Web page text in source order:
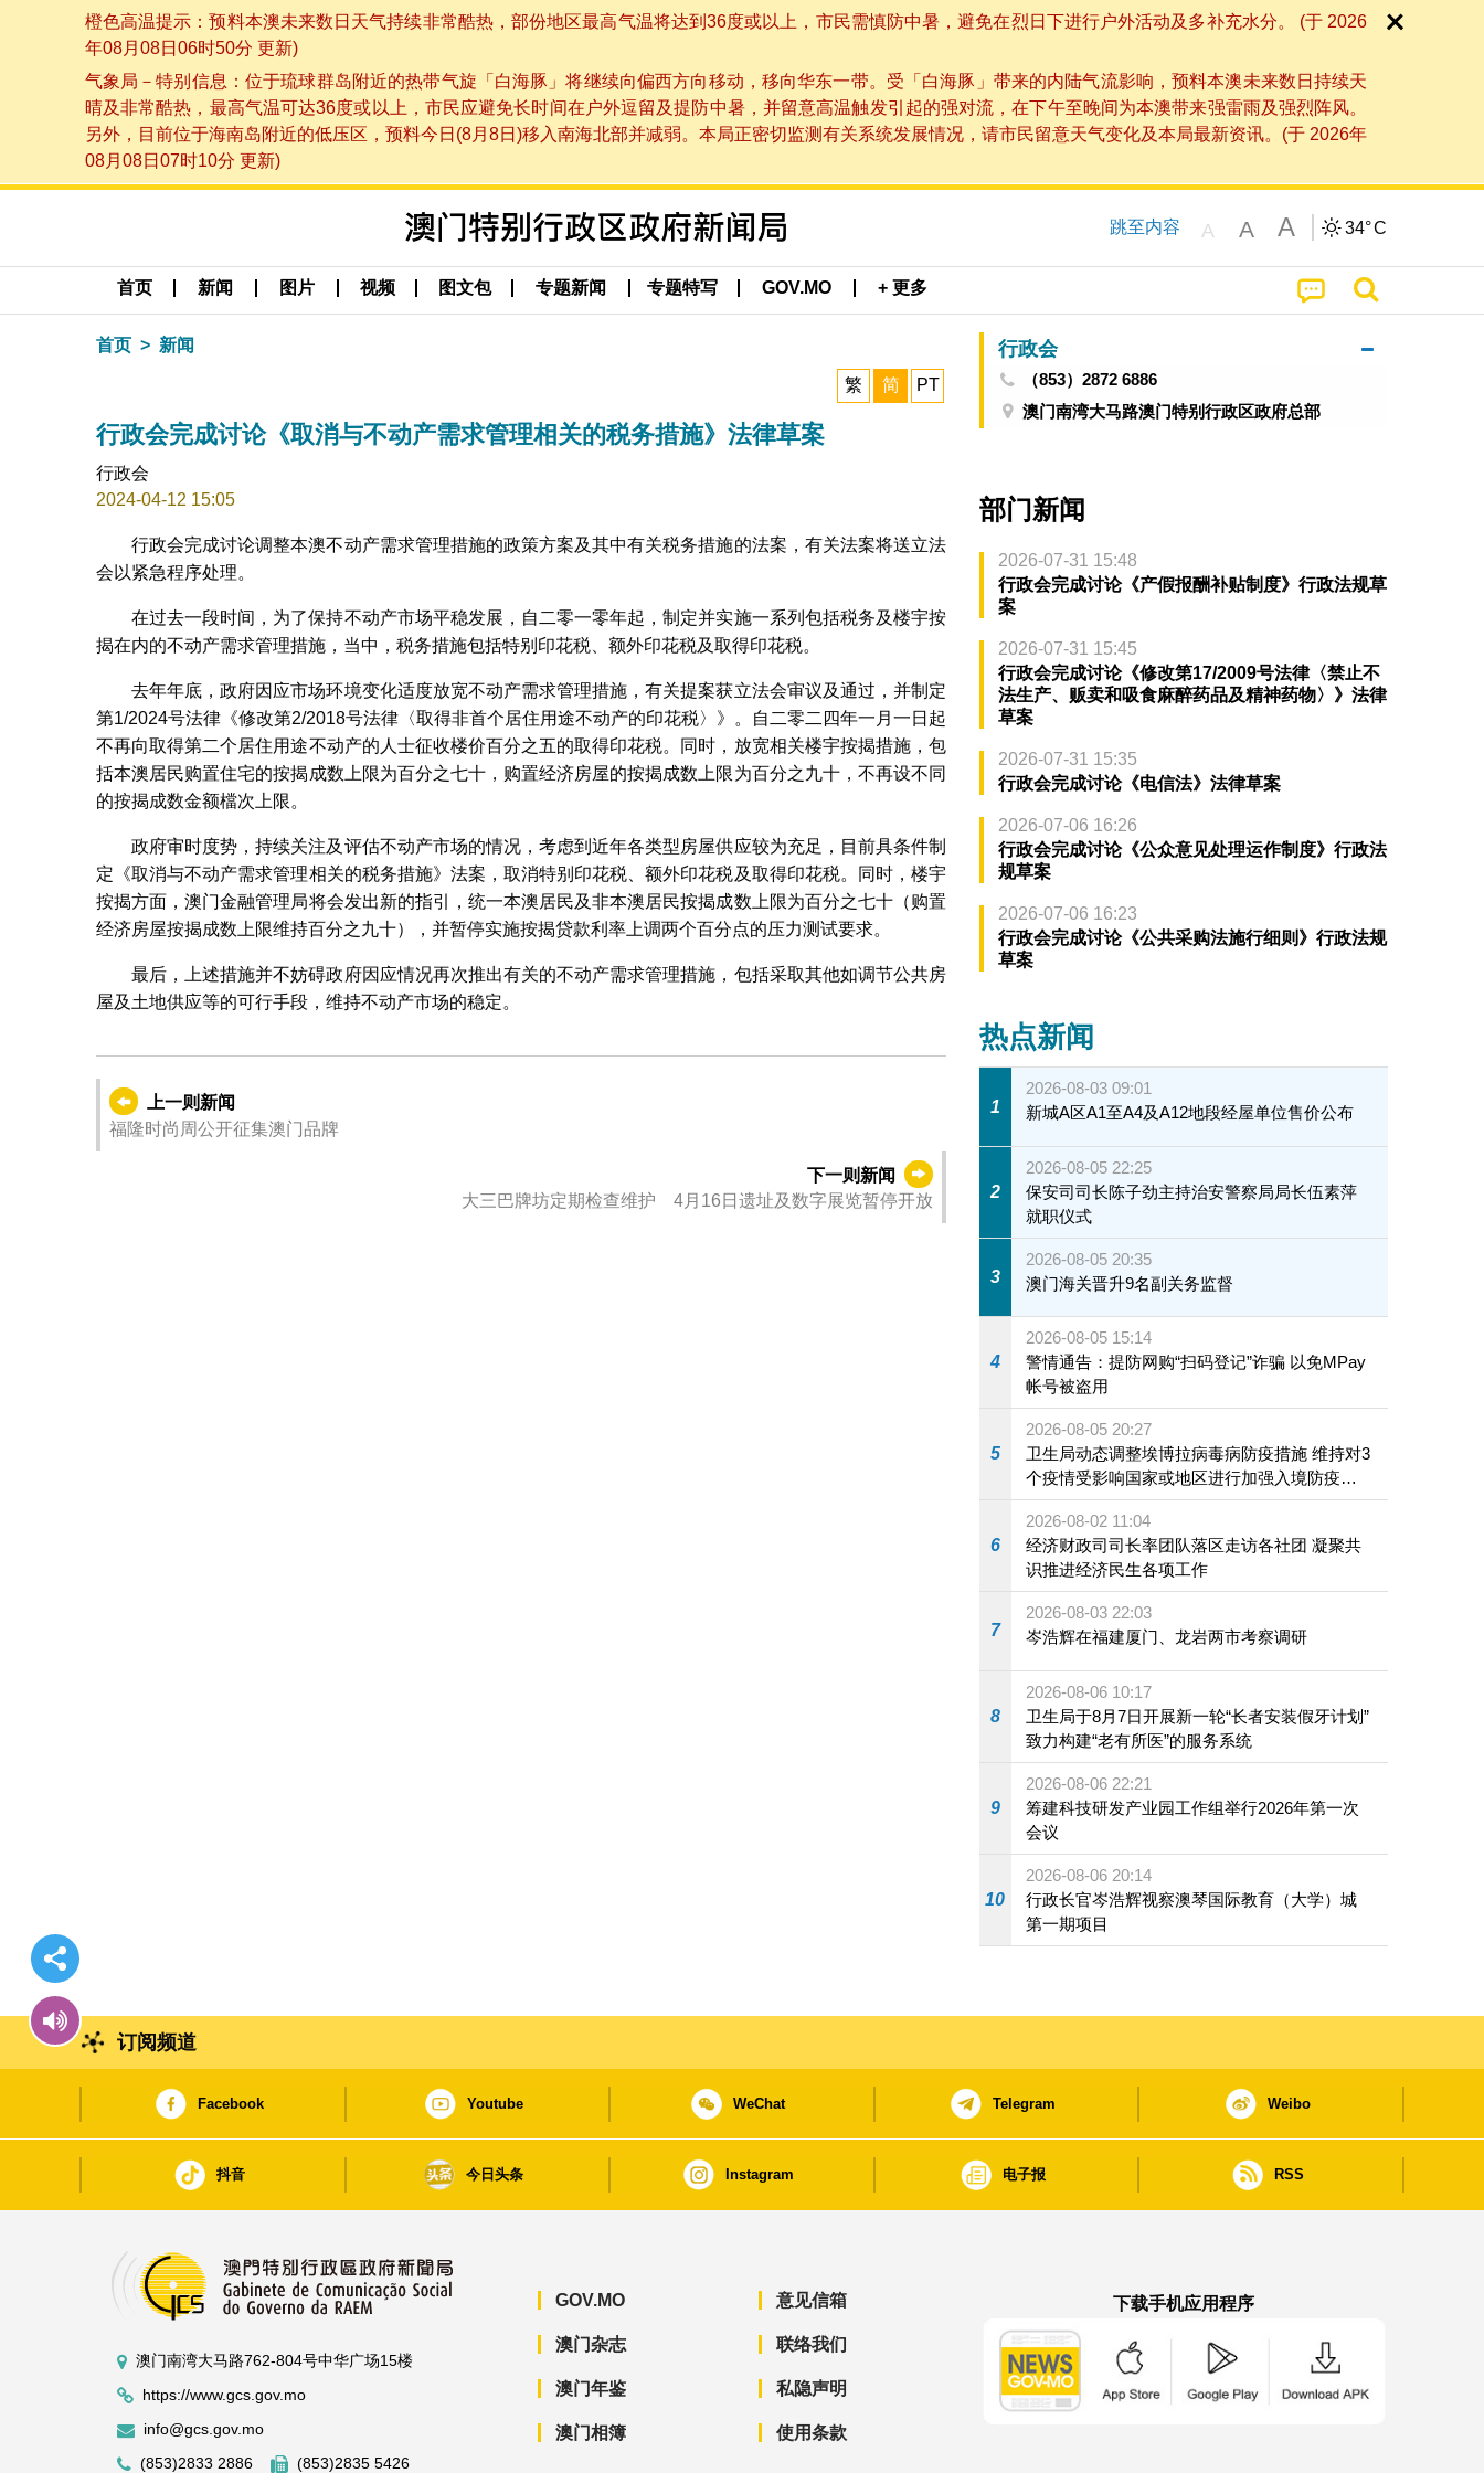
橙色高温提示：预料本澳未来数日天气持续非常酷热，部份地区最高气温将达到36度或以上，市民需慎防中暑，避免在烈日下进行户外活动及多补充水分。 (于 2026
年08月08日06时50分 更新)
气象局－特别信息：位于琉球群岛附近的热带气旋「白海豚」将继续向偏西方向移动，移向华东一带。受「白海豚」带来的内陆气流影响，预料本澳未来数日持续天
晴及非常酷热，最高气温可达36度或以上，市民应避免长时间在户外逗留及提防中暑，并留意高温触发引起的强对流，在下午至晚间为本澳带来强雷雨及强烈阵风。
另外，目前位于海南岛附近的低压区，预料今日(8月8日)移入南海北部并减弱。本局正密切监测有关系统发展情况，请市民留意天气变化及本局最新资讯。(于 2026年
08月08日07时10分 更新)
跳至内容 A A A 34°C
首页 新闻 图片 视频 图文包 专题新闻 专题特写 GOV.MO + 更多
首页 新闻
繁 简 PT
行政会完成讨论《取消与不动产需求管理相关的税务措施》法律草案
行政会
2024-04-12 15:05
行政会完成讨论调整本澳不动产需求管理措施的政策方案及其中有关税务措施的法案，有关法案将送立法
会以紧急程序处理。
在过去一段时间，为了保持不动产市场平稳发展，自二零一零年起，制定并实施一系列包括税务及楼宇按
揭在内的不动产需求管理措施，当中，税务措施包括特别印花税、额外印花税及取得印花税。
去年年底，政府因应市场环境变化适度放宽不动产需求管理措施，有关提案获立法会审议及通过，并制定
第1/2024号法律《修改第2/2018号法律〈取得非首个居住用途不动产的印花税〉》。自二零二四年一月一日起
不再向取得第二个居住用途不动产的人士征收楼价百分之五的取得印花税。同时，放宽相关楼宇按揭措施，包
括本澳居民购置住宅的按揭成数上限为百分之七十，购置经济房屋的按揭成数上限为百分之九十，不再设不同
的按揭成数金额檔次上限。
政府审时度势，持续关注及评估不动产市场的情况，考虑到近年各类型房屋供应较为充足，目前具条件制
定《取消与不动产需求管理相关的税务措施》法案，取消特别印花税、额外印花税及取得印花税。同时，楼宇
按揭方面，澳门金融管理局将会发出新的指引，统一本澳居民及非本澳居民按揭成数上限为百分之七十（购置
经济房屋按揭成数上限维持百分之九十），并暂停实施按揭贷款利率上调两个百分点的压力测试要求。
最后，上述措施并不妨碍政府因应情况再次推出有关的不动产需求管理措施，包括采取其他如调节公共房
屋及土地供应等的可行手段，维持不动产市场的稳定。
上一则新闻
福隆时尚周公开征集澳门品牌
下一则新闻
大三巴牌坊定期检查维护 4月16日遗址及数字展览暂停开放
行政会
（853）2872 6886
澳门南湾大马路澳门特别行政区政府总部
部门新闻
2026-07-31 15:48
行政会完成讨论《产假报酬补贴制度》行政法规草
案
2026-07-31 15:45
行政会完成讨论《修改第17/2009号法律〈禁止不
法生产、贩卖和吸食麻醉药品及精神药物〉》法律
草案
2026-07-31 15:35
行政会完成讨论《电信法》法律草案
2026-07-06 16:26
行政会完成讨论《公众意见处理运作制度》行政法
规草案
2026-07-06 16:23
行政会完成讨论《公共采购法施行细则》行政法规
草案
热点新闻
1
2026-08-03 09:01
新城A区A1至A4及A12地段经屋单位售价公布
2
2026-08-05 22:25
保安司司长陈子劲主持治安警察局局长伍素萍
就职仪式
3
2026-08-05 20:35
澳门海关晋升9名副关务监督
4
2026-08-05 15:14
警情通告：提防网购“扫码登记”诈骗 以免MPay
帐号被盗用
5
2026-08-05 20:27
卫生局动态调整埃博拉病毒病防疫措施 维持对3
个疫情受影响国家或地区进行加强入境防疫措
施
6
2026-08-02 11:04
经济财政司司长率团队落区走访各社团 凝聚共
识推进经济民生各项工作
7
2026-08-03 22:03
岑浩辉在福建厦门、龙岩两市考察调研
8
2026-08-06 10:17
卫生局于8月7日开展新一轮“长者安装假牙计划”
致力构建“老有所医”的服务系统
9
2026-08-06 22:21
筹建科技研发产业园工作组举行2026年第一次
会议
10
2026-08-06 20:14
行政长官岑浩辉视察澳琴国际教育（大学）城
第一期项目
订阅频道
Facebook Youtube WeChat Telegram Weibo
抖音 今日头条 Instagram 电子报 RSS
澳门南湾大马路762-804号中华广场15楼
https://www.gcs.gov.mo
info@gcs.gov.mo
(853)2833 2886
(853)2835 5426
GOV.MO
澳门杂志
澳门年鉴
澳门相簿
意见信箱
联络我们
私隐声明
使用条款
下载手机应用程序